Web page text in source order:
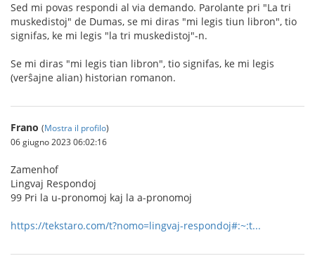
Sed mi povas respondi al via demando. Parolante pri "La tri
muskedistoj" de Dumas, se mi diras "mi legis tiun libron", tio
signifas, ke mi legis "la tri muskedistoj"-n.
Se mi diras "mi legis tian libron", tio signifas, ke mi legis
(verŝajne alian) historian romanon.
Frano (Mostra il profilo)
06 giugno 2023 06:02:16
Zamenhof
Lingvaj Respondoj
99 Pri la u-pronomoj kaj la a-pronomoj
https://tekstaro.com/t?nomo=lingvaj-respondoj#:~:t...